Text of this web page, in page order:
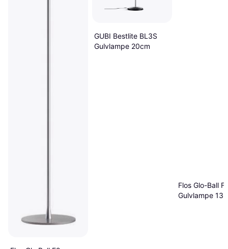
GUBI Bestlite BL3S
Gulvlampe 20cm
Flos Glo-Ball F1
Gulvlampe